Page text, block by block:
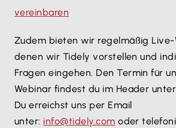
vereinbaren
Zudem bieten wir regelmäßig Live-
denen wir Tidely vorstellen und
Fragen eingehen. Den Termin für
Webinar findest du im Header unter
Du erreichst uns per Email
unter: info@tidely.com oder